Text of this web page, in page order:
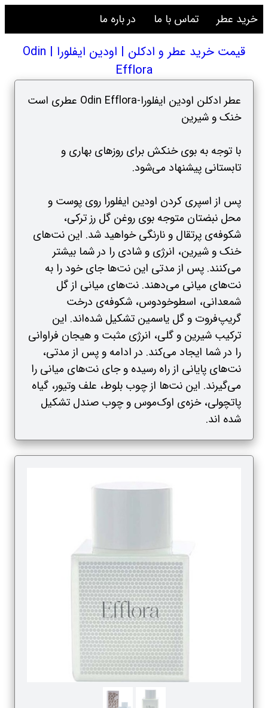
خرید عطر تماس با ما در باره ما
قیمت خرید عطر و ادکلن | اودین ایفلورا | Odin
Efflora
عطر ادکلن اودین ایفلورا-Odin Efflora عطری است
خنک و شیرین
با توجه به بوی خنکش برای روزهای بهاری و
تابستانی پیشنهاد می‌شود.
پس از اسپری کردن اودین ایفلورا روی پوست و
محل نبضتان متوجه بوی روغن گل رز ترکی،
شکوفه‌ی پرتقال و نارنگی خواهید شد. این نت‌های
خنک و شیرین، انرژی و شادی را در شما بیشتر
می‌کنند. پس از مدتی این نت‌ها جای خود را به
نت‌های میانی می‌دهند. نت‌های میانی از گل
شمعدانی، اسطوخودوس، شکوفه‌ی درخت
گریپ‌فروت و گل یاسمین تشکیل شده‌اند. این
ترکیب شیرین و گلی، انرژی مثبت و هیجان فراوانی
را در شما ایجاد می‌کند. در ادامه و پس از مدتی،
نت‌های پایانی از راه رسیده و جای نت‌های میانی را
می‌گیرند. این نت‌ها از چوب بلوط، علف وتیور، گیاه
پاتچولی، خزه‌ی اوک‌موس و چوب صندل تشکیل
شده‌ اند.